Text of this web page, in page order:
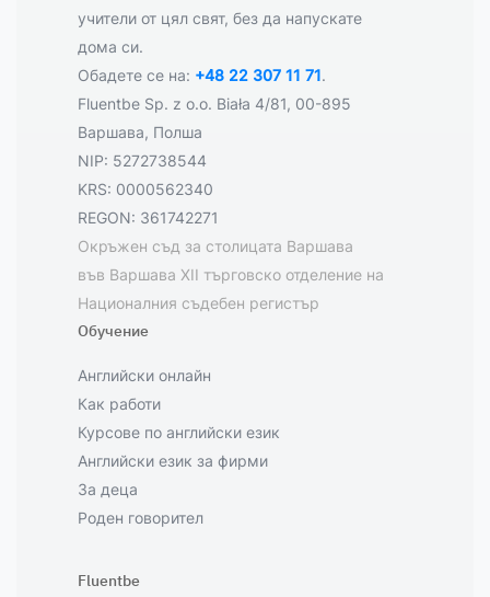
учители от цял свят, без да напускате
дома си.
Обадете се на: +48 22 307 11 71.
Fluentbe Sp. z o.o. Biała 4/81, 00-895
Варшава, Полша
NIP: 5272738544
KRS: 0000562340
REGON: 361742271
Окръжен съд за столицата Варшава
във Варшава XII търговско отделение на
Националния съдебен регистър
Обучение
Английски онлайн
Как работи
Курсове по английски език
Английски език за фирми
За деца
Роден говорител
Fluentbe